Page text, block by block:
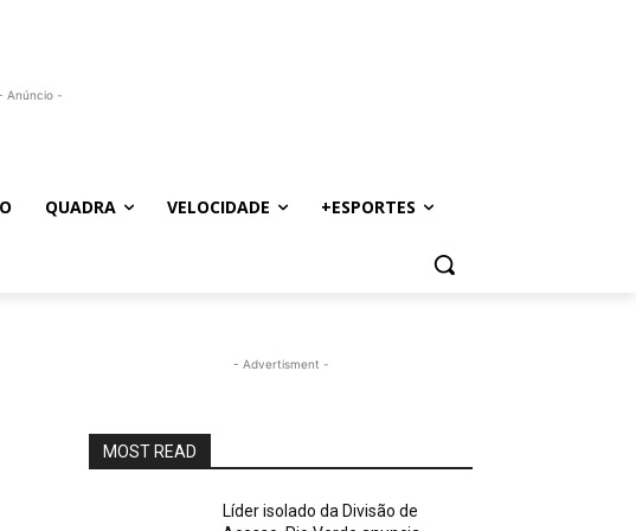
Anúncio -
QUADRA VELOCIDADE +ESPORTES
- Advertisment -
MOST READ
Líder isolado da Divisão de